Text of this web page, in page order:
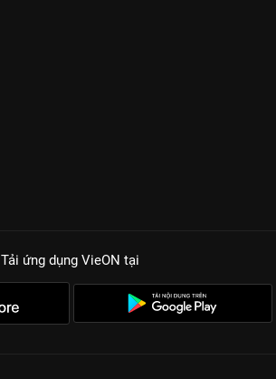
Tải ứng dụng VieON tại